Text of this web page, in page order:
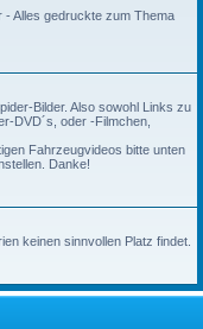
- Alles gedruckte zum Thema
Bilder. Also sowohl Links zu
DVD´s, oder -Filmchen,
Fahrzeugvideos bitte unten
Danke!
keinen sinnvollen Platz findet.